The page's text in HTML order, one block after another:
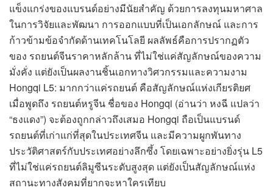
แข็งแกร่งของแบรนด์อย่างมีนัยสำคัญ ด้วยการลงทุนมหาศาล
ในการวิจัยและพัฒนา การออกแบบที่เป็นเอกลักษณ์ และการ
ก้าวข้ามข้อจำกัดด้านเทคโนโลยี ผลลัพธ์คือการปรากฏตัว
ของ รถยนต์จีนราคาหลักล้าน ที่ไม่ใช่แค่สัญลักษณ์ของความ
มั่งคั่ง แต่ยังเป็นผลงานชิ้นเอกทางวิศวกรรมและความงาม
Hongqi L5: มากกว่าแค่รถยนต์ คือสัญลักษณ์แห่งเกียรติยศ
เมื่อพูดถึง รถยนต์หรูจีน ชื่อของ Hongqi (อ่านว่า หงฉี แปลว่า
“ธงแดง”) จะต้องถูกกล่าวถึงเสมอ Hongqi ถือเป็นแบรนด์
รถยนต์ที่เก่าแก่ที่สุดในประเทศจีน และมีความผูกพันทาง
ประวัติศาสตร์กับประเทศอย่างลึกซึ้ง โดยเฉพาะอย่างยิ่งรุ่น L5
ที่ไม่ใช่แค่รถยนต์ลิมูซีนระดับสูงสุด แต่ยังเป็นสัญลักษณ์แห่ง
สถานะทางสังคมที่ยากจะหาใครเทียบ